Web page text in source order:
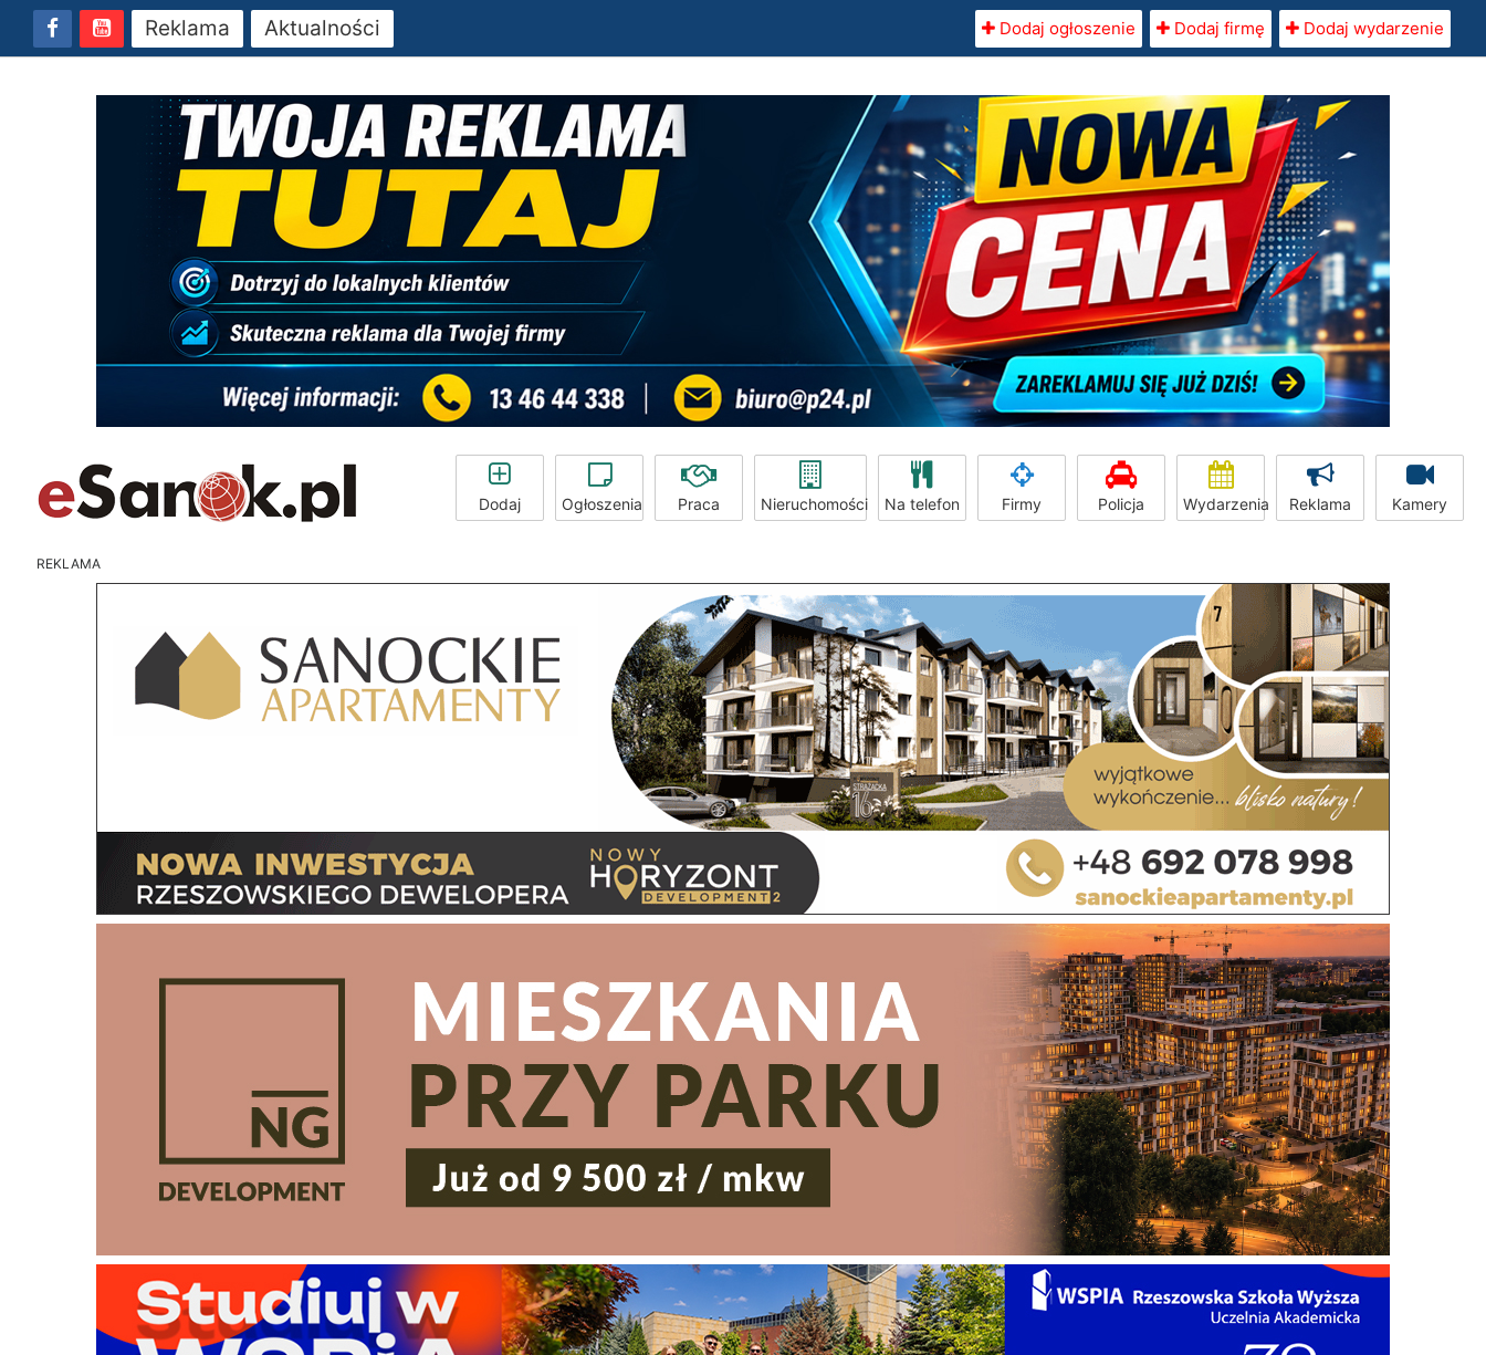
Reklama Aktualności Dodaj ogłoszenie Dodaj firmę Dodaj wydarzenie
Dodaj Ogłoszenia Praca Nieruchomości Na telefon Firmy Policja Wydarzenia Reklama Kamery
REKLAMA